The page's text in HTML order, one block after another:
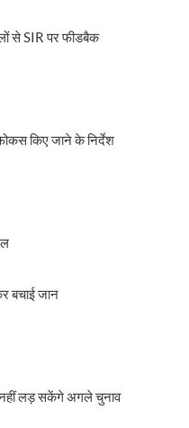
से SIR पर फीडबैक
किए जाने के निर्देश
बचाई जान
नहीं लड़ सकेंगे अगले चुनाव